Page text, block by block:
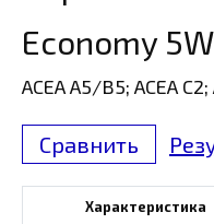
Economy
ACEA A5/B5; ACEA
Сравнить
Характеристика